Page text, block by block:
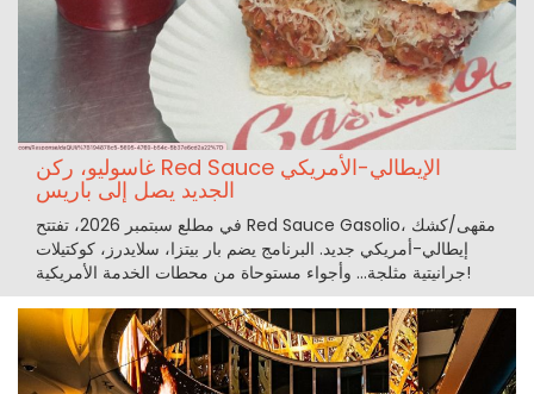
غاسوليو، ركن Red Sauce الإيطالي-الأمريكي
الجديد يصل إلى باريس
في مطلع سبتمبر 2026، تفتتح Red Sauce Gasolio، مقهى/كشك
إيطالي-أمريكي جديد. البرنامج يضم بار بيتزا، سلايدرز، كوكتيلات
جرانيتية مثلجة... وأجواء مستوحاة من محطات الخدمة الأمريكية!